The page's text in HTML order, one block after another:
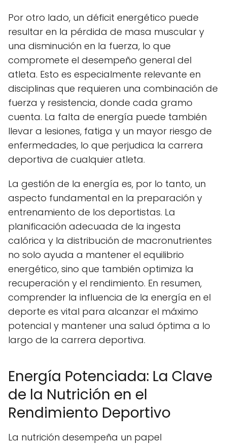
Por otro lado, un déficit energético puede
resultar en la pérdida de masa muscular y
una disminución en la fuerza, lo que
compromete el desempeño general del
atleta. Esto es especialmente relevante en
disciplinas que requieren una combinación de
fuerza y resistencia, donde cada gramo
cuenta. La falta de energía puede también
llevar a lesiones, fatiga y un mayor riesgo de
enfermedades, lo que perjudica la carrera
deportiva de cualquier atleta.
La gestión de la energía es, por lo tanto, un
aspecto fundamental en la preparación y
entrenamiento de los deportistas. La
planificación adecuada de la ingesta
calórica y la distribución de macronutrientes
no solo ayuda a mantener el equilibrio
energético, sino que también optimiza la
recuperación y el rendimiento. En resumen,
comprender la influencia de la energía en el
deporte es vital para alcanzar el máximo
potencial y mantener una salud óptima a lo
largo de la carrera deportiva.
Energía Potenciada: La Clave
de la Nutrición en el
Rendimiento Deportivo
La nutrición desempeña un papel